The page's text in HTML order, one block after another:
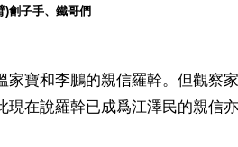
)劊子手、鐵哥們
家寶和李鵬的親信羅幹。但觀察
現在說羅幹已成爲江澤民的親信